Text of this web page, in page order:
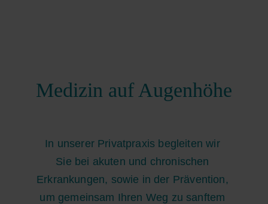
Medizin auf Augenhöhe
In unserer Privatpraxis begleiten wir
Sie bei akuten und chronischen
Erkrankungen, sowie in der Prävention,
um gemeinsam Ihren Weg zu sanftem